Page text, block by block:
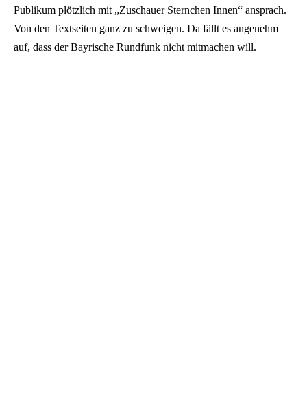
Publikum plötzlich mit „Zuschauer Sternchen Innen“ ansprach.
Von den Textseiten ganz zu schweigen. Da fällt es angenehm
auf, dass der Bayrische Rundfunk nicht mitmachen will.